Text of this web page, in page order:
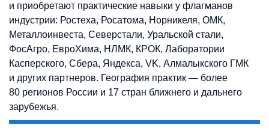
и приобретают практические навыки у флагманов
индустрии: Ростеха, Росатома, Норникеля, ОМК,
Металлоинвеста, Северстали, Уральской стали,
ФосАгро, ЕвроХима, НЛМК, КРОК, Лаборатории
Касперского, Сбера, Яндекса, VK, Алмалыкского ГМК
и других партнеров. География практик — более
80 регионов России и 17 стран ближнего и дальнего
зарубежья.